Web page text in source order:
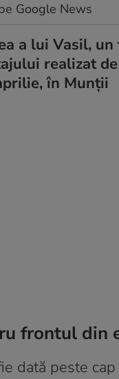
Google News
a lui Vasil, un
realizat de
în Munții
frontul din
dată peste